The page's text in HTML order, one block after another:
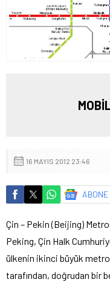
16 MAYIS 2012 23:46
ABONE
Çin – Pekin (Beijing)
Peking, Çin Halk
ülkenin ikinci büyük
tarafından, doğrudan bir